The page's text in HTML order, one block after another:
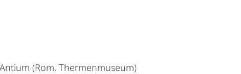
(Rom, Thermenmuseum)